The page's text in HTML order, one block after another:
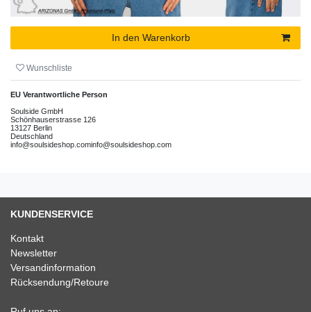
In den Warenkorb
Wunschliste
EU Verantwortliche Person
Soulside GmbH
Schönhauserstrasse 126
13127 Berlin
Deutschland
info@soulsideshop.cominfo@soulsideshop.com
KUNDENSERVICE
Kontakt
Newsletter
Versandinformation
Rücksendung/Retoure